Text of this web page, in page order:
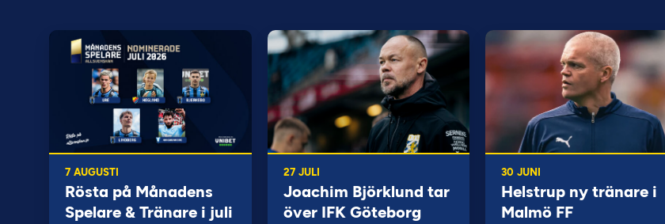
7 AUGUSTI
Rösta på Månadens
Spelare & Tränare i juli
27 JULI
Joachim Björklund tar
över IFK Göteborg
30 JUNI
Helstrup ny tränare i
Malmö FF